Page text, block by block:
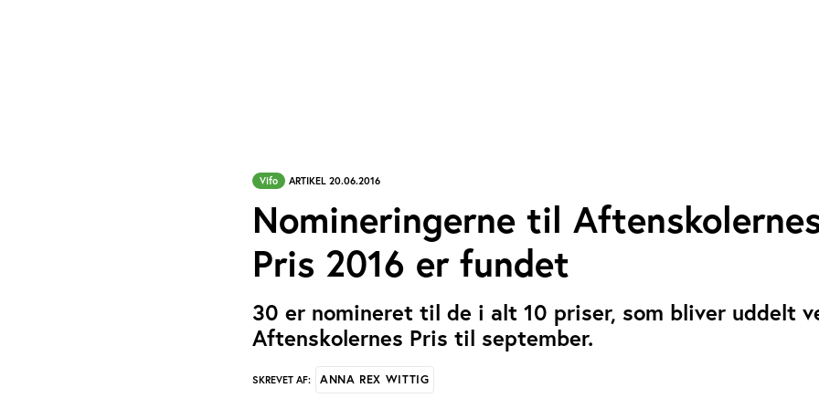
Vifo ARTIKEL 20.06.2016
Nomineringerne til
Pris 2016 er fundet
30 er nomineret til de i alt 10 priser, som bliver uddelt
Aftenskolernes Pris til september.
SKREVET AF: ANNA REX WITTIG